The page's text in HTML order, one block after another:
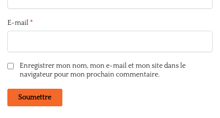
E-mail *
Enregistrer mon nom, mon e-mail et mon site dans le
navigateur pour mon prochain commentaire.